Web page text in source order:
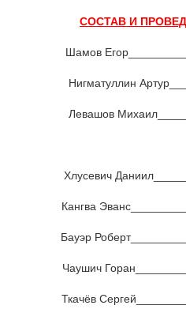
СОСТАВ И
Шамов
Нигматуллин
Левашов
Хлусевич
Кангва
Бауэр
Чаушич
Ткачёв